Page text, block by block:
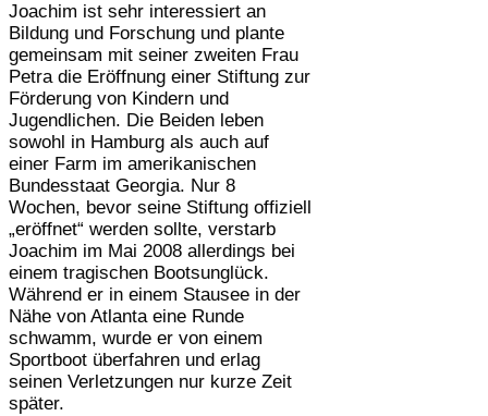
Joachim ist sehr interessiert an
Bildung und Forschung und plante
gemeinsam mit seiner zweiten Frau
Petra die Eröffnung einer Stiftung zur
Förderung von Kindern und
Jugendlichen. Die Beiden leben
sowohl in Hamburg als auch auf
einer Farm im amerikanischen
Bundesstaat Georgia. Nur 8
Wochen, bevor seine Stiftung offiziell
„eröffnet“ werden sollte, verstarb
Joachim im Mai 2008 allerdings bei
einem tragischen Bootsunglück.
Während er in einem Stausee in der
Nähe von Atlanta eine Runde
schwamm, wurde er von einem
Sportboot überfahren und erlag
seinen Verletzungen nur kurze Zeit
später.